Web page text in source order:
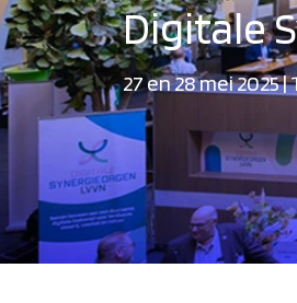
Digitale
27 en 28 mei 2025